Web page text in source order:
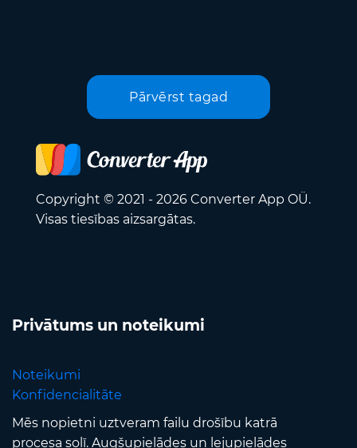
Pārvērst tagad
Copyright © 2021 - 2026 Converter App OÜ.
Visas tiesības aizsargātas.
Privātums un noteikumi
Noteikumi
Konfidencialitāte
Mēs nopietni uztveram failu drošību katrā
procesa solī. Augšupielādes un lejupielādes